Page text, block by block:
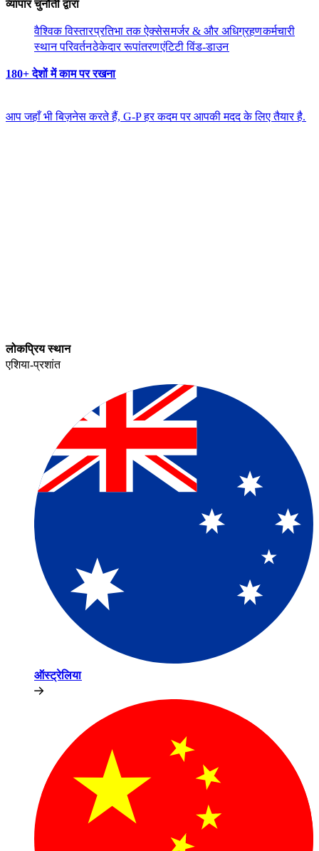
व्यापार चुनौती द्वारा​​
वैश्विक विस्तार​​प्रतिभा तक ऐक्सेस​​मर्जर & और अधिग्रहण​​कर्मचारी
स्थान परिवर्तन​​ठेकेदार रूपांतरण​​एंटिटी विंड-डाउन​​
180+ देशों में काम पर रखना​​
आप जहाँ भी बिज़नेस करते हैं, G-P हर कदम पर आपकी मदद के लिए तैयार है.​​
लोकप्रिय स्थान​​
एशिया-प्रशांत​​
ऑस्ट्रेलिया​​